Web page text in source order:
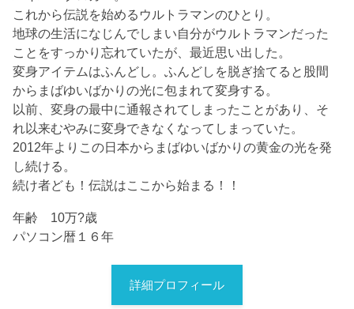
これから伝説を始めるウルトラマンのひとり。
地球の生活になじんでしまい自分がウルトラマンだった
ことをすっかり忘れていたが、最近思い出した。
変身アイテムはふんどし。ふんどしを脱ぎ捨てると股間
からまばゆいばかりの光に包まれて変身する。
以前、変身の最中に通報されてしまったことがあり、そ
れ以来むやみに変身できなくなってしまっていた。
2012年よりこの日本からまばゆいばかりの黄金の光を発
し続ける。
続け者ども！伝説はここから始まる！！
年齢 10万?歳
パソコン暦１６年
詳細プロフィール